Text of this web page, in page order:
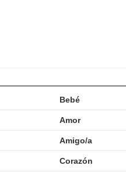
Bebé
Amor
Amigo/a
Corazón